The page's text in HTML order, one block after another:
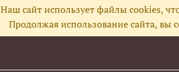
Наш сайт использует файлы cookies,
Продолжая использование сайта, вы